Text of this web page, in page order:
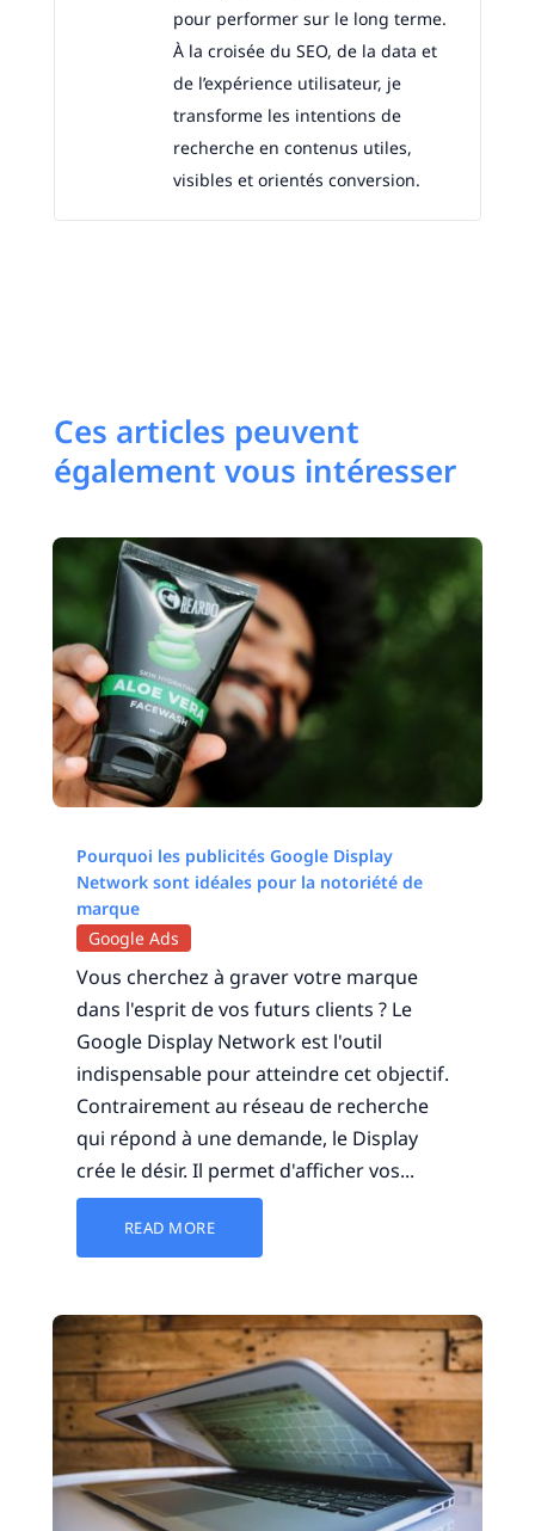
pour performer sur le long terme.
À la croisée du SEO, de la data et
de l’expérience utilisateur, je
transforme les intentions de
recherche en contenus utiles,
visibles et orientés conversion.
Ces articles peuvent
également vous intéresser
Pourquoi les publicités Google Display
Network sont idéales pour la notoriété de
marque
Google Ads
Vous cherchez à graver votre marque
dans l'esprit de vos futurs clients ? Le
Google Display Network est l'outil
indispensable pour atteindre cet objectif.
Contrairement au réseau de recherche
qui répond à une demande, le Display
crée le désir. Il permet d'afficher vos...
READ MORE